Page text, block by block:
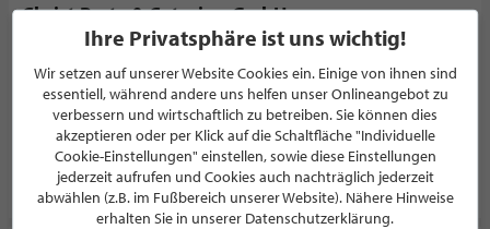
Christ Party & Catering GmbH
CATERING
5.0/5.0 (5)
Röntgenstraße 2
66763 Dillingen
Deutschland
PROFIL
Ihre Privatsphäre ist uns wichtig!
Wir setzen auf unserer Website Cookies ein. Einige von ihnen sind
essentiell, während andere uns helfen unser Onlineangebot zu
verbessern und wirtschaftlich zu betreiben. Sie können dies
akzeptieren oder per Klick auf die Schaltfläche "Individuelle
Cookie-Einstellungen" einstellen, sowie diese Einstellungen
jederzeit aufrufen und Cookies auch nachträglich jederzeit
abwählen (z.B. im Fußbereich unserer Website). Nähere Hinweise
erhalten Sie in unserer Datenschutzerklärung.